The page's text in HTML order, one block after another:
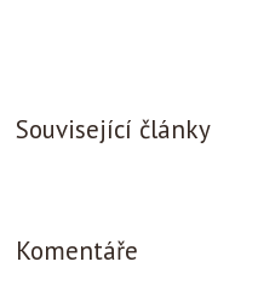
Související články
Komentáře